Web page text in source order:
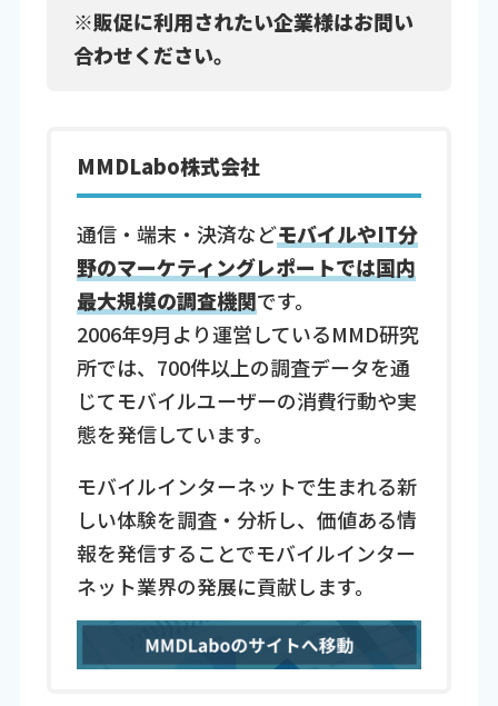
※販促に利用されたい企業様はお問い
合わせください。
MMDLabo株式会社
通信・端末・決済などモバイルやIT分
野のマーケティングレポートでは国内
最大規模の調査機関です。
2006年9月より運営しているMMD研究
所では、700件以上の調査データを通
じてモバイルユーザーの消費行動や実
態を発信しています。
モバイルインターネットで生まれる新
しい体験を調査・分析し、価値ある情
報を発信することでモバイルインター
ネット業界の発展に貢献します。